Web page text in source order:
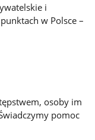
i
w Polsce –
osoby im
pomoc